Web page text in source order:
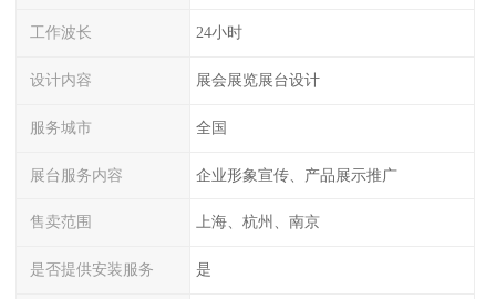
工作波长 24小时
设计内容 展会展览展台设计
服务城市 全国
展台服务内容 企业形象宣传、产品展示推广
售卖范围 上海、杭州、南京
是否提供安装服务 是